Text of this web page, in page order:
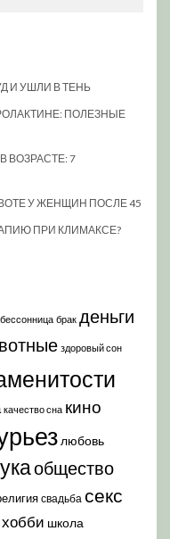
И УШЛИ В ТЕНЬ
ПОЛЕЗНЫЕ
ВОЗРАСТЕ: 7
У ЖЕНЩИН ПОСЛЕ 45
ПРИ КЛИМАКСЕ?
бессонница брак деньги
здоровый сон
качество сна кино
любовь
общество
свадьба секс
хобби школа